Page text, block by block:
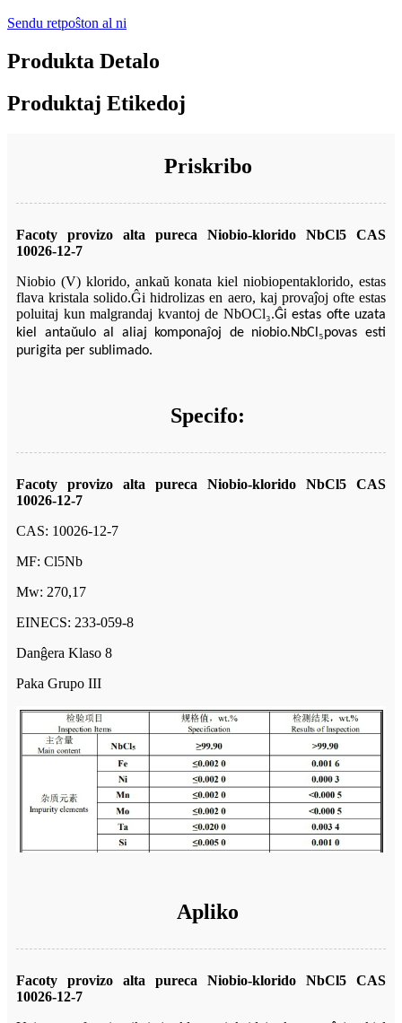
Sendu retpoŝton al ni
Produkta Detalo
Produktaj Etikedoj
Priskribo
Facoty provizo alta pureca Niobio-klorido NbCl5 CAS
10026-12-7
Niobio (V) klorido, ankaŭ konata kiel niobiopentaklorido, estas
flava kristala solido.Ĝi hidrolizas en aero, kaj provaĵoj ofte estas
poluitaj kun malgrandaj kvantoj de NbOCl₃.Ĝi estas ofte uzata
kiel antaŭulo al aliaj komponaĵoj de niobio.NbCl ₅povas esti
purigita per sublimado.
Specifo:
Facoty provizo alta pureca Niobio-klorido NbCl5 CAS
10026-12-7
CAS: 10026-12-7
MF: Cl5Nb
Mw: 270,17
EINECS: 233-059-8
Danĝera Klaso 8
Paka Grupo III
Apliko
Facoty provizo alta pureca Niobio-klorido NbCl5 CAS
10026-12-7